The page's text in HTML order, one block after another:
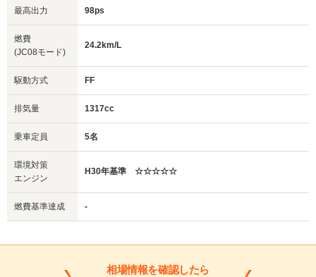
最高出力 98ps
燃費
(JC08モード)
24.2km/L
駆動方式 FF
排気量 1317cc
乗車定員 5名
環境対策
エンジン
H30年基準 ☆☆☆☆☆
燃費基準達成 -
相場情報を確認したら